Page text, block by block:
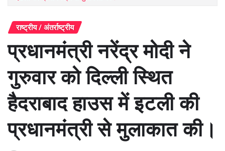
राष्ट्रीय / अंतर्राष्ट्रीय
प्रधानमंत्री नरेंद्र मोदी ने
गुरुवार को दिल्ली स्थित
हैदराबाद हाउस में इटली की
प्रधानमंत्री से मुलाकात की।